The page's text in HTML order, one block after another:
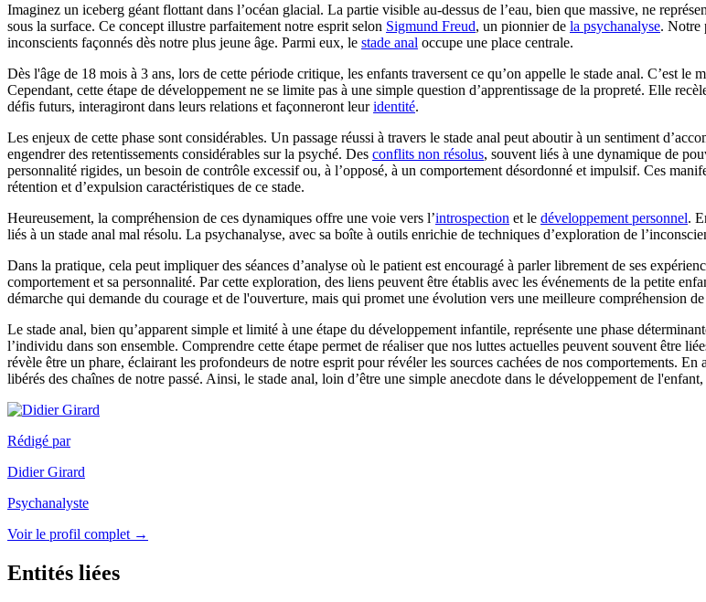
Imaginez un iceberg géant flottant dans l’océan glacial. La partie visible au-dessus de l’eau, bien que massive, ne
sous la surface. Ce concept illustre parfaitement notre esprit selon Sigmund Freud, un pionnier de la psychanalyse. Notre
inconscients façonnés dès notre plus jeune âge. Parmi eux, le stade anal occupe une place centrale.
Dès l'âge de 18 mois à 3 ans, lors de cette période critique, les enfants traversent ce qu’on appelle le stade anal. C’est
Cependant, cette étape de développement ne se limite pas à une simple question d’apprentissage de la propreté. Elle
défis futurs, interagiront dans leurs relations et façonneront leuridentité.
Les enjeux de cette phase sont considérables. Un passage réussi à travers le stade anal peut aboutir à un sentiment
engendrer des retentissements considérables sur la psyché. Des conflits non résolus, souvent liés à une dynamique de
personnalité rigides, un besoin de contrôle excessif ou, à l’opposé, à un comportement désordonné et impulsif. Ces
rétention et d’expulsion caractéristiques de ce stade.
Heureusement, la compréhension de ces dynamiques offre une voie vers l’introspection et le développement personnel.
liés à un stade anal mal résolu. La psychanalyse, avec sa boîte à outils enrichie de techniques d’exploration de
Dans la pratique, cela peut impliquer des séances d’analyse où le patient est encouragé à parler librement de ses
comportement et sa personnalité. Par cette exploration, des liens peuvent être établis avec les événements de la petite
démarche qui demande du courage et de l'ouverture, mais qui promet une évolution vers une meilleure compréhension
Le stade anal, bien qu’apparent simple et limité à une étape du développement infantile, représente une phase
l’individu dans son ensemble. Comprendre cette étape permet de réaliser que nos luttes actuelles peuvent souvent être
révèle être un phare, éclairant les profondeurs de notre esprit pour révéler les sources cachées de nos comportements.
libérés des chaînes de notre passé. Ainsi, le stade anal, loin d’être une simple anecdote dans le développement de
Rédigé par
Didier Girard
Psychanalyste
Voir le profil complet →
Entités liées